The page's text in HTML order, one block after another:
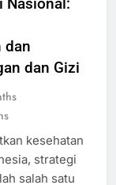
Nasional:
dan
dan Gizi
kesehatan
strategi
salah satu